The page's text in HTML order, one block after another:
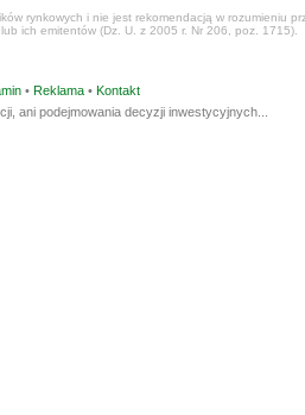
rynkowych i nie jest rekomendacją w rozumieniu
ich emitentów (Dz. U. z 2005 r. Nr 206, poz. 1715).
• Reklama • Kontakt
ani podejmowania decyzji inwestycyjnych...